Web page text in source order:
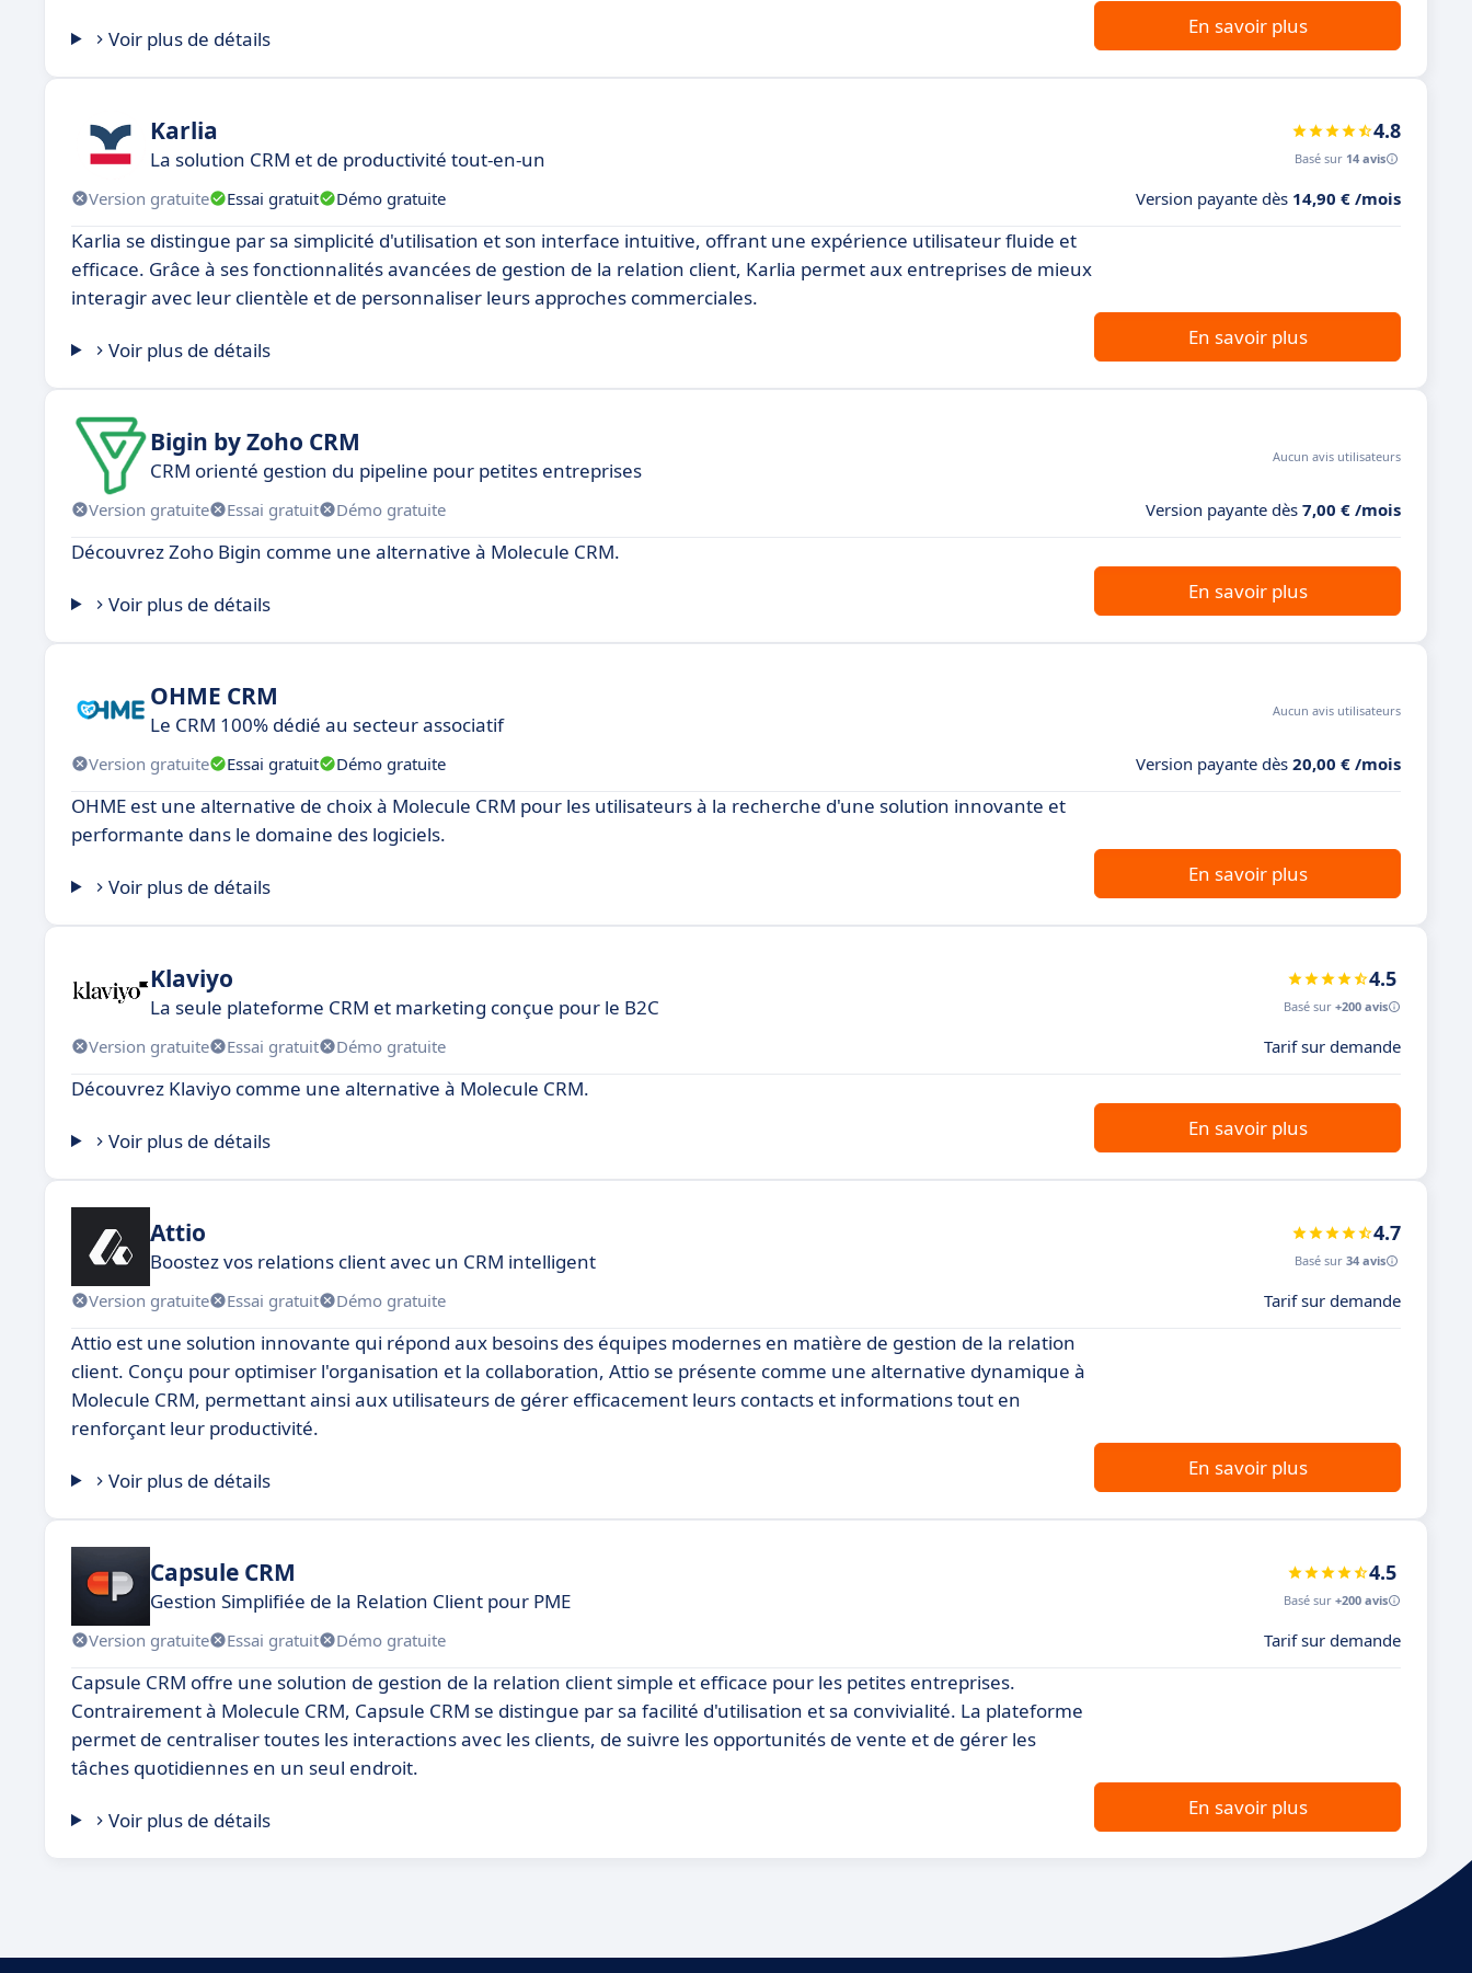
Voir plus de détails
En savoir plus
Karlia
La solution CRM et de productivité tout-en-un
4.8
Basé sur 14 avis
Version gratuite Essai gratuit Démo gratuite Version payante dès 14,90 € /mois
Karlia se distingue par sa simplicité d'utilisation et son interface intuitive, offrant une expérience utilisateur fluide et
efficace. Grâce à ses fonctionnalités avancées de gestion de la relation client, Karlia permet aux entreprises de mieux
interagir avec leur clientèle et de personnaliser leurs approches commerciales.
Voir plus de détails
En savoir plus
Bigin by Zoho CRM
CRM orienté gestion du pipeline pour petites entreprises
Aucun avis utilisateurs
Version gratuite Essai gratuit Démo gratuite Version payante dès 7,00 € /mois
Découvrez Zoho Bigin comme une alternative à Molecule CRM.
Voir plus de détails
En savoir plus
OHME CRM
Le CRM 100% dédié au secteur associatif
Aucun avis utilisateurs
Version gratuite Essai gratuit Démo gratuite Version payante dès 20,00 € /mois
OHME est une alternative de choix à Molecule CRM pour les utilisateurs à la recherche d'une solution innovante et
performante dans le domaine des logiciels.
Voir plus de détails
En savoir plus
Klaviyo
La seule plateforme CRM et marketing conçue pour le B2C
4.5
Basé sur +200 avis
Version gratuite Essai gratuit Démo gratuite Tarif sur demande
Découvrez Klaviyo comme une alternative à Molecule CRM.
Voir plus de détails
En savoir plus
Attio
Boostez vos relations client avec un CRM intelligent
4.7
Basé sur 34 avis
Version gratuite Essai gratuit Démo gratuite Tarif sur demande
Attio est une solution innovante qui répond aux besoins des équipes modernes en matière de gestion de la relation
client. Conçu pour optimiser l'organisation et la collaboration, Attio se présente comme une alternative dynamique à
Molecule CRM, permettant ainsi aux utilisateurs de gérer efficacement leurs contacts et informations tout en
renforçant leur productivité.
Voir plus de détails
En savoir plus
Capsule CRM
Gestion Simplifiée de la Relation Client pour PME
4.5
Basé sur +200 avis
Version gratuite Essai gratuit Démo gratuite Tarif sur demande
Capsule CRM offre une solution de gestion de la relation client simple et efficace pour les petites entreprises.
Contrairement à Molecule CRM, Capsule CRM se distingue par sa facilité d'utilisation et sa convivialité. La plateforme
permet de centraliser toutes les interactions avec les clients, de suivre les opportunités de vente et de gérer les
tâches quotidiennes en un seul endroit.
Voir plus de détails
En savoir plus